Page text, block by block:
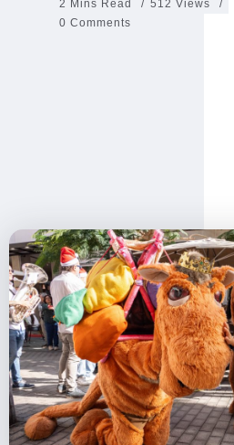
2 Mins Read
512 Views
0 Comments